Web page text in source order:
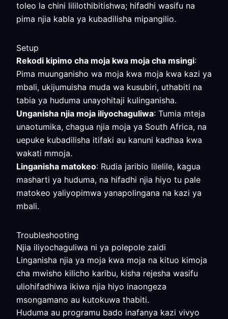
toleo la chini lililothibitishwa; hifadhi wasifu na
pima njia kabla ya kubadilisha mipangilio.
Setup
Rekodi kipimo cha moja kwa moja cha msingi:
Pima muunganisho wa moja kwa moja kwa kazi ya
mbali, ukijumuisha muda wa kusubiri, uthabiti na
tabia ya huduma unayohitaji kulinganisha.
Unganisha njia moja iliyochaguliwa: Tumia mteja
unaotumika, chagua njia moja ya South Africa, na
uepuke kubadilisha itifaki au kanuni kadhaa kwa
wakati mmoja.
Linganisha matokeo: Rudia jaribio lilelile, kagua
masharti ya huduma, na hifadhi njia hiyo tu pale
matokeo yaliyopimwa yanapolingana na kazi ya
mbali.
Troubleshooting
Njia iliyochaguliwa ni ya polepole zaidi
Linganisha njia ya moja kwa moja na kituo kimoja
cha mwisho kilicho karibu, kisha rejesha wasifu
uliohifadhiwa ikiwa njia hiyo inaongeza
msongamano au kutokuwa thabiti.
Huduma au programu bado inafanya kazi vivyo